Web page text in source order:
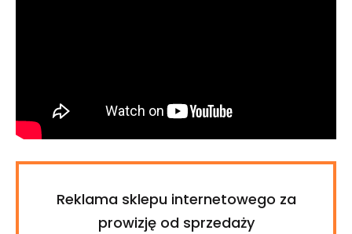
Reklama sklepu internetowego za
prowizję od sprzedaży